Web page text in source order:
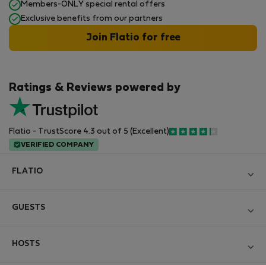
Ratings & Reviews powered by
Flatio - TrustScore 4.3 out of 5 (Excellent)
VERIFIED COMPANY
Members-ONLY special rental offers
Exclusive benefits from our partners
Join Flatio for free
FLATIO
Вступайте в клуб инспекторов Nomad
GUESTS
HOSTS